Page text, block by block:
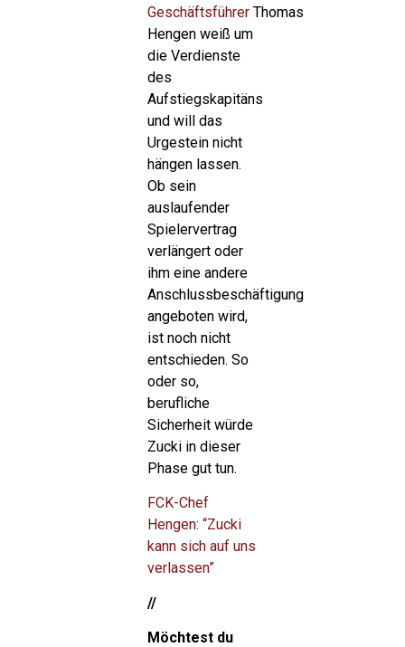
GeschäftsführerThomas
Hengen weiß um
die Verdienste
des
Aufstiegskapitäns
und will das
Urgestein nicht
hängen lassen.
Ob sein
auslaufender
Spielervertrag
verlängert oder
ihm eine andere
Anschlussbeschäftigung
angeboten wird,
ist noch nicht
entschieden. So
oder so,
berufliche
Sicherheit würde
Zucki in dieser
Phase gut tun.
FCK-Chef
Hengen: “Zucki
kann sich auf uns
verlassen”
//
Möchtest du